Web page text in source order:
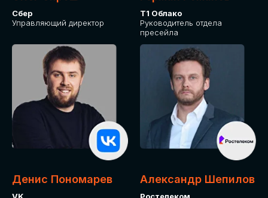
Сбер
Управляющий директор
Т1 Облако
Руководитель отдела
пресейла
Денис Пономарев Александр Шепилов